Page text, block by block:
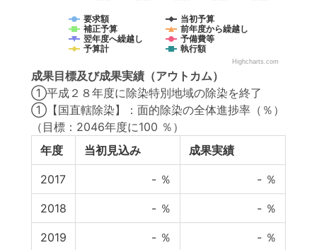
要求額
当初予算
補正予算
前年度から繰越し
翌年度へ繰越し
予備費等
予算計
執行額
Highcharts.com
成果目標及び成果実績 （アウトカム）
①平成２８年度に除染特別地域の除染を終了
①【国直轄除染】：面的除染の全体進捗率（％）
（目標：2046年度に100 ％）
年度
当初見込み 成果実績
2017 - ％ - ％
2018 - ％ - ％
2019 - ％ - ％